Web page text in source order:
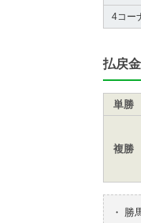
4コー
払戻金
単勝
複勝
・
勝